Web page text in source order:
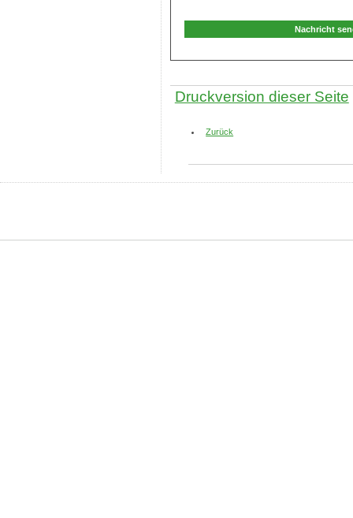
Druckversion dieser Seite
Zurück